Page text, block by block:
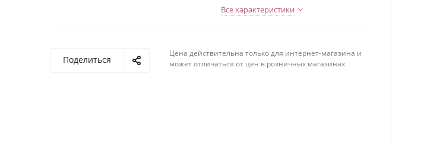
Все характеристики
Поделиться
Цена действительна только для интернет-магазина и
может отличаться от цен в розничных магазинах